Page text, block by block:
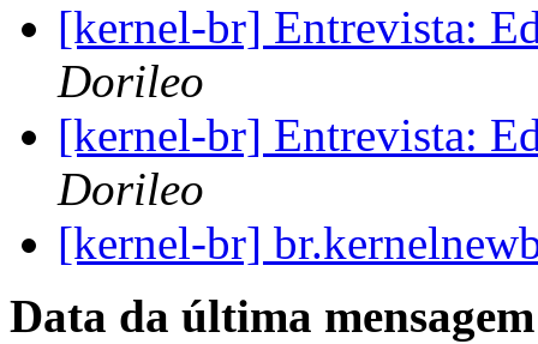
[kernel-br] Entrevista:
Dorileo
[kernel-br] Entrevista:
Dorileo
[kernel-br]
Data da última